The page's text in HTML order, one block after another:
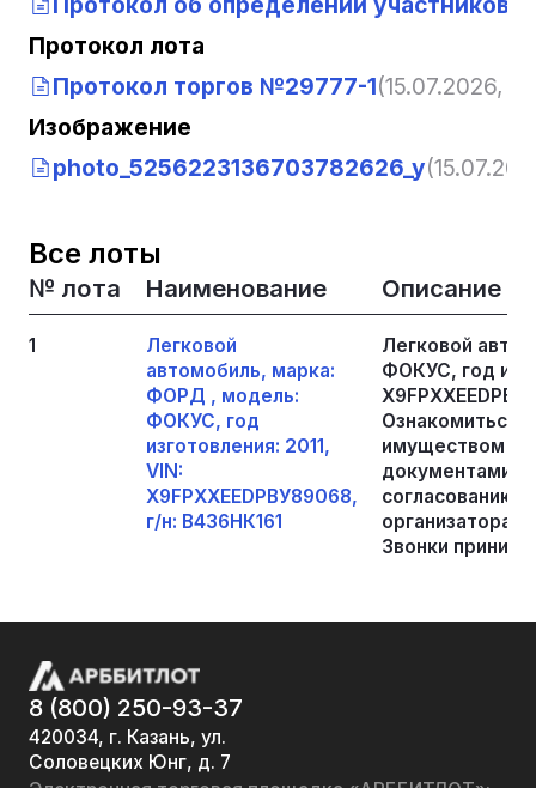
Протокол лота
Протокол торгов №29777-1(15.07.2026,
Изображение
photo_5256223136703782626_y
Все лоты
№ лота Наименование Описание
1
Легковой
автомобиль, марка:
ФОРД , модель:
ФОКУС, год
изготовления: 2011,
VIN:
Х9FРХХЕЕDРВУ89068,
г/н: В436НК161
Легковой
ФОКУС, год
Ознакомиться
имуществом и
документами
согласованию
организатора
Звонки
8 (800) 250-93-37
420034, г. Казань, ул.
Соловецких Юнг, д. 7